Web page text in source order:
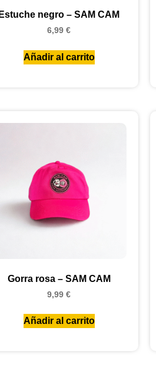
Estuche negro – SAM CAM
6,99 €
Añadir al carrito
Gorra rosa – SAM CAM
9,99 €
Añadir al carrito